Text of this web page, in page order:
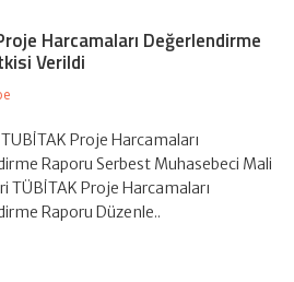
Harcamaları Değerlendirme
Verildi
Proje Harcamaları
Raporu Serbest Muhasebeci Mali
TÜBİTAK Proje Harcamaları
Raporu Düzenle..